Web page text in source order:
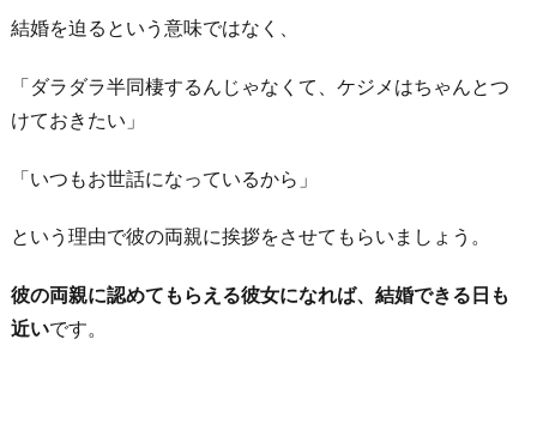
色
を
キ
プ
続
け
る
結婚を迫るという意味ではなく、
「ダラダラ半同棲するんじゃなくて、ケジメはちゃんとつ
けておきたい」
「いつもお世話になっているから」
という理由で彼の両親に挨拶をさせてもらいましょう。
彼の両親に認めてもらえる彼女になれば、結婚できる日も
近いです。